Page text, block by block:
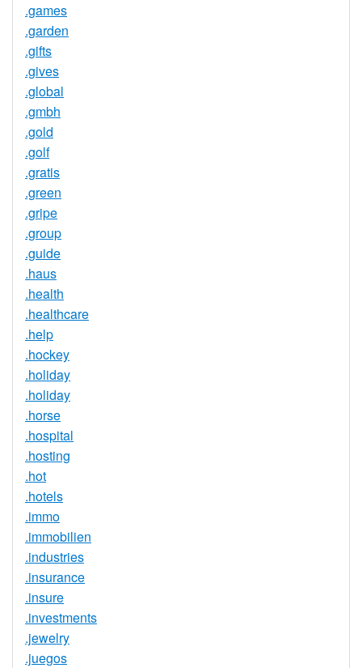
.games
.garden
.gifts
.gives
.global
.gmbh
.gold
.golf
.gratis
.green
.gripe
.group
.guide
.haus
.health
.healthcare
.help
.hockey
.holiday
.holiday
.horse
.hospital
.hosting
.hot
.hotels
.immo
.immobilien
.industries
.insurance
.insure
.investments
.jewelry
.juegos